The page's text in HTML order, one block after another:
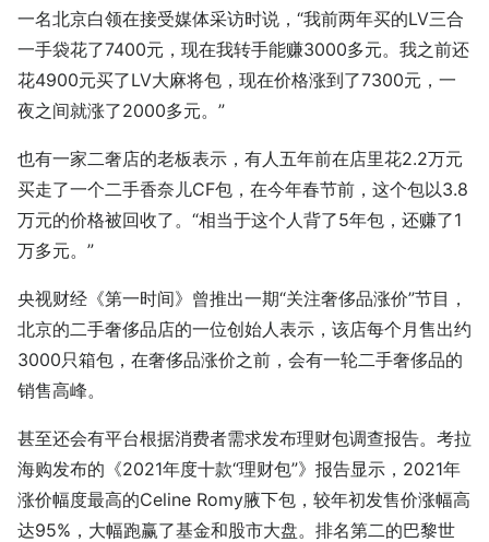
一名北京白领在接受媒体采访时说，“我前两年买的LV三合
一手袋花了7400元，现在我转手能赚3000多元。我之前还
花4900元买了LV大麻将包，现在价格涨到了7300元，一
夜之间就涨了2000多元。”
也有一家二奢店的老板表示，有人五年前在店里花2.2万元
买走了一个二手香奈儿CF包，在今年春节前，这个包以3.8
万元的价格被回收了。“相当于这个人背了5年包，还赚了1
万多元。”
央视财经《第一时间》曾推出一期“关注奢侈品涨价”节目，
北京的二手奢侈品店的一位创始人表示，该店每个月售出约
3000只箱包，在奢侈品涨价之前，会有一轮二手奢侈品的
销售高峰。
甚至还会有平台根据消费者需求发布理财包调查报告。考拉
海购发布的《2021年度十款“理财包”》报告显示，2021年
涨价幅度最高的Celine Romy腋下包，较年初发售价涨幅高
达95%，大幅跑赢了基金和股市大盘。排名第二的巴黎世